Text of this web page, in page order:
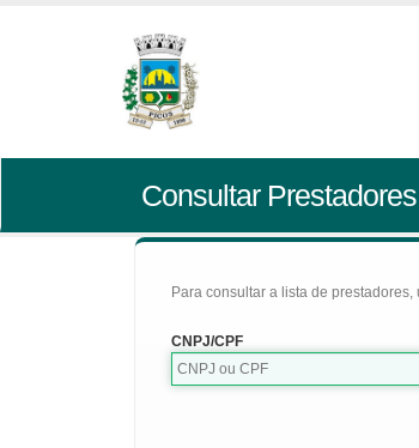
Consultar
Para consultar a lista de
CNPJ/CPF